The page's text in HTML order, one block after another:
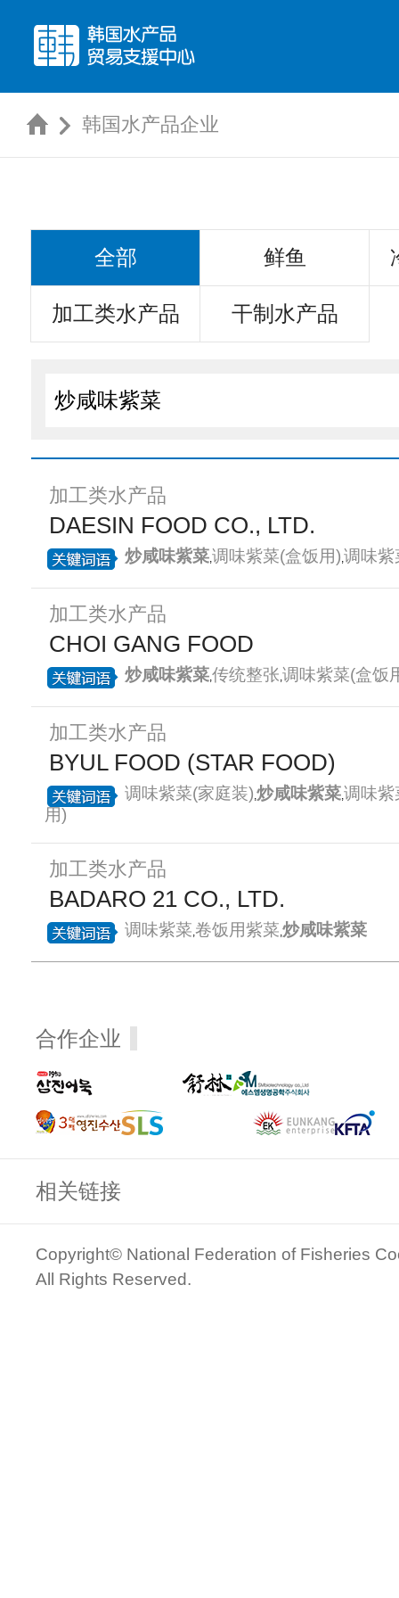
韩国水产品企业
全部 鲜鱼
加工类水产品 干制水产品
加工类水产品
DAESIN FOOD CO., LTD.
炒咸味紫菜,调味紫菜(盒饭用),调味紫
加工类水产品
CHOI GANG FOOD
炒咸味紫菜,传统整张,调味紫菜(盒饭
加工类水产品
BYUL FOOD (STAR FOOD)
调味紫菜(家庭装),炒咸味紫菜,调味紫
用)
加工类水产品
BADARO 21 CO., LTD.
调味紫菜,卷饭用紫菜,炒咸味紫菜
合作企业
相关链接
Copyright© National Federation of Fisheries
All Rights Reserved.